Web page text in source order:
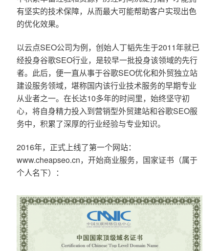
有坚实的技术保障，从而最大可能帮助客户实现出色
的优化效果。
以云点SEO公司为例，创始人丁韬先生于2011年就已
经投身谷歌SEO行业，是较早一批投身该领域的先行
者。此后，便一直从事于谷歌SEO优化和外贸独立站
建设服务领域，堪称国内该行业技术服务的早期专业
从业者之一。在长达10多年的时间里，始终坚守初
心，将自身精力投入到营销型外贸建站和谷歌SEO服
务中，积累了深厚的行业经验与专业知识。
2016年，正式上线了第一个网站：
www.cheapseo.cn，开始商业服务，国家证书（属于
个人名下）：